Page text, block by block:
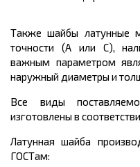
Также шайбы латунные
точности (А или С),
важным параметром
наружный диаметры и
Все виды
изготовлены в
Латунная шайба
ГОСТам: